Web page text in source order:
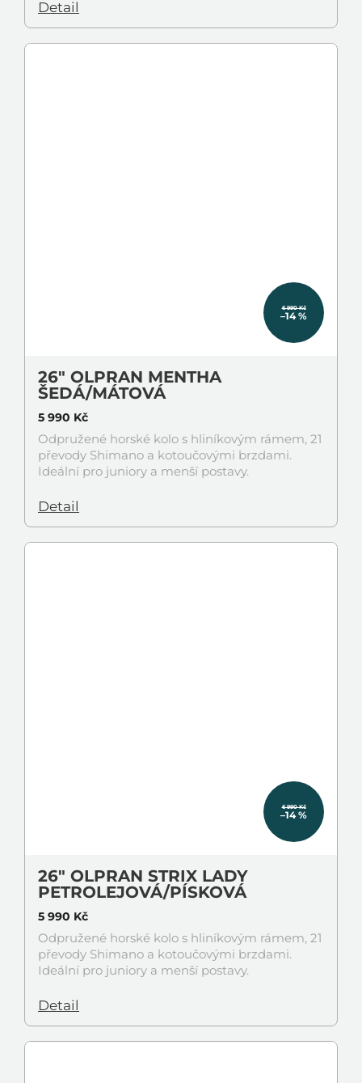
Detail
6 990 Kč
–14 %
26" OLPRAN MENTHA
ŠEDÁ/MÁTOVÁ
5 990 Kč
Detail
Odpružené horské kolo s hliníkovým rámem, 21
převody Shimano a kotoučovými brzdami.
Ideální pro juniory a menší postavy.
6 990 Kč
–14 %
26" OLPRAN STRIX LADY
PETROLEJOVÁ/PÍSKOVÁ
5 990 Kč
Detail
Odpružené horské kolo s hliníkovým rámem, 21
převody Shimano a kotoučovými brzdami.
Ideální pro juniory a menší postavy.